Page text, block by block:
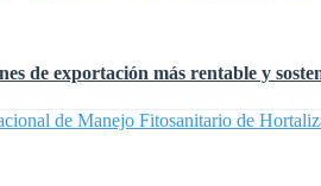
de exportación más rentable y